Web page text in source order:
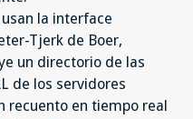
la interface
Tjerk de Boer,
un directorio de las
de los servidores
recuento en tiempo real